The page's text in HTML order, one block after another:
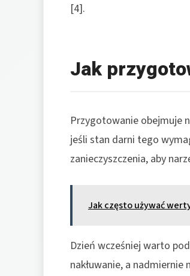
[4].
Jak
Przygotowanie obejmuje
jeśli stan darni tego
zanieczyszczenia, aby
Jak często używać
Dzień wcześniej warto
nakłuwanie, a